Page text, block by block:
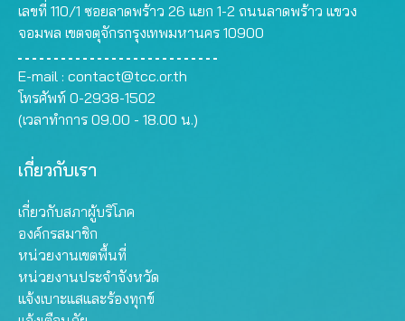
เลขที่ 110/1 ซอยลาดพร้าว 26 แยก 1-2 ถนนลาดพร้าว แขวง
จอมพล เขตจตุจักรกรุงเทพมหานคร 10900
E-mail : contact@tcc.or.th
โทรศัพท์ 0-2938-1502
(เวลาทำการ 09.00 - 18.00 น.)
เกี่ยวกับเรา
เกี่ยวกับสภาผู้บริโภค
องค์กรสมาชิก
หน่วยงานเขตพื้นที่
หน่วยงานประจำจังหวัด
แจ้งเบาะแสและร้องทุกข์